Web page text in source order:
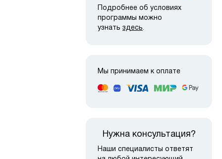
Подробнее об условиях
программы можно
узнать здесь.
Мы принимаем к оплате
Нужна консультация?
Наши специалисты ответят